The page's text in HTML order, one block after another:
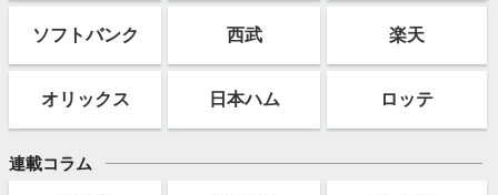
ソフトバンク 西武 楽天
オリックス 日本ハム ロッテ
連載コラム